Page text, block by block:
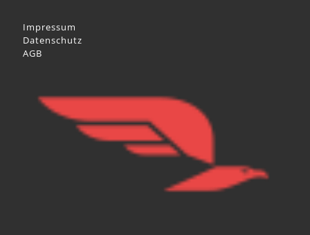
Impressum
Datenschutz
AGB